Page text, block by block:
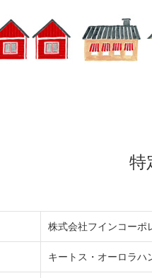
特
株式会社フインコーポ
キートス・オーロラハ